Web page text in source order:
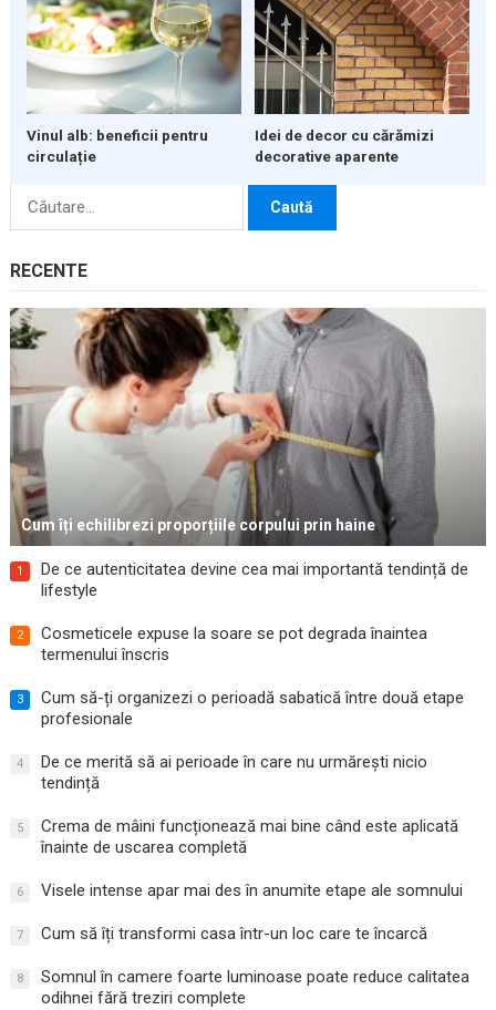
Vinul alb: beneficii pentru
circulație
Idei de decor cu cărămizi
decorative aparente
Caută
RECENTE
Cum îți echilibrezi proporțiile corpului prin haine
1
De ce autenticitatea devine cea mai importantă tendință de
lifestyle
2
Cosmeticele expuse la soare se pot degrada înaintea
termenului înscris
3
Cum să-ți organizezi o perioadă sabatică între două etape
profesionale
4
De ce merită să ai perioade în care nu urmărești nicio
tendință
5
Crema de mâini funcționează mai bine când este aplicată
înainte de uscarea completă
6 Visele intense apar mai des în anumite etape ale somnului
7 Cum să îți transformi casa într-un loc care te încarcă
8
Somnul în camere foarte luminoase poate reduce calitatea
odihnei fără treziri complete